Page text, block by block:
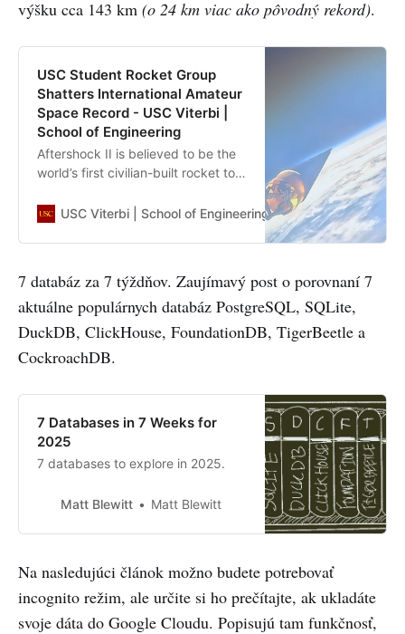
výšku cca 143 km (o 24 km viac ako pôvodný rekord).
USC Student Rocket Group
Shatters International Amateur
Space Record - USC Viterbi |
School of Engineering
Aftershock II is believed to be the
world’s first civilian-built rocket to
USC Viterbi | School of Engineering
Matilda Bathurst
7 databáz za 7 týždňov. Zaujímavý post o porovnaní 7
aktuálne populárnych databáz PostgreSQL, SQLite,
DuckDB, ClickHouse, FoundationDB, TigerBeetle a
CockroachDB.
7 Databases in 7 Weeks for
2025
7 databases to explore in 2025.
Matt Blewitt Matt Blewitt
Na nasledujúci článok možno budete potrebovať
incognito režim, ale určite si ho prečítajte, ak ukladáte
svoje dáta do Google Cloudu. Popisujú tam funkčnosť,